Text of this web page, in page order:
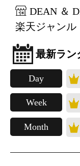
DEAN ＆
楽天ジャンル
最新ラン
Day
Week
Month